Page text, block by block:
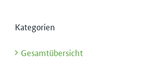
Kategorien
Gesamtübersicht